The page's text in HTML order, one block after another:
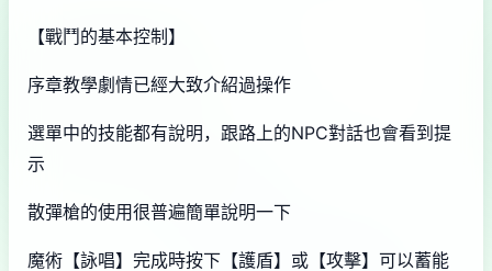
【戰鬥的基本控制】
序章教學劇情已經大致介紹過操作
選單中的技能都有說明，跟路上的NPC對話也會看到提
示
散彈槍的使用很普遍簡單說明一下
魔術【詠唱】完成時按下【護盾】或【攻擊】可以蓄能